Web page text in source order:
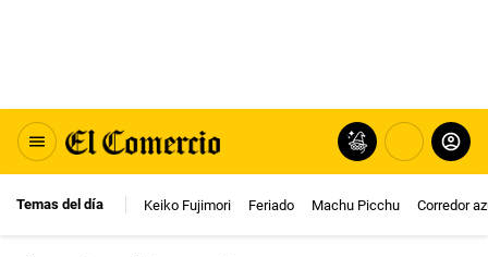
Temas del día Keiko Fujimori Feriado Machu Picchu Corredor